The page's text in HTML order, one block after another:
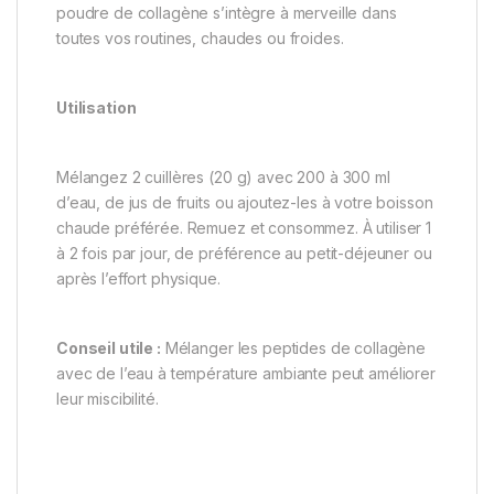
poudre de collagène s’intègre à merveille dans
toutes vos routines, chaudes ou froides.
Utilisation
Mélangez 2 cuillères (20 g) avec 200 à 300 ml
d’eau, de jus de fruits ou ajoutez-les à votre boisson
chaude préférée. Remuez et consommez. À utiliser 1
à 2 fois par jour, de préférence au petit-déjeuner ou
après l’effort physique.
Conseil utile : Mélanger les peptides de collagène
avec de l’eau à température ambiante peut améliorer
leur miscibilité.